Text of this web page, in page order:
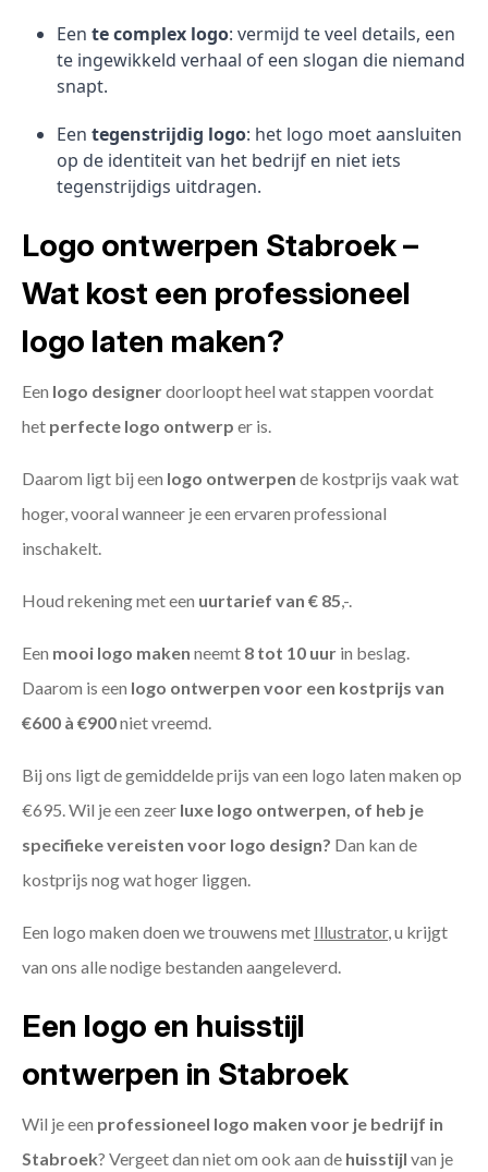
Een te complex logo: vermijd te veel details, een
te ingewikkeld verhaal of een slogan die niemand
snapt.
Een tegenstrijdig logo: het logo moet aansluiten
op de identiteit van het bedrijf en niet iets
tegenstrijdigs uitdragen.
Logo ontwerpen Stabroek –
Wat kost een professioneel
logo laten maken?
Een logo designerdoorloopt heel wat stappen voordat
het perfecte logo ontwerp er is.
Daarom ligt bij een logo ontwerpen de kostprijs vaak wat
hoger, vooral wanneer je een ervaren professional
inschakelt.
Houd rekening met een uurtarief van € 85,-.
Een mooi logo maken neemt 8 tot 10 uur in beslag.
Daarom is een logo ontwerpen voor een kostprijs van
€600 à €900niet vreemd.
Bij ons ligt de gemiddelde prijs van een logo laten maken op
€695. Wil je een zeer luxe logo ontwerpen, of heb je
specifieke vereisten voor logo design? Dan kan de
kostprijs nog wat hoger liggen.
Een logo maken doen we trouwens met Illustrator, u krijgt
van ons alle nodige bestanden aangeleverd.
Een logo en huisstijl
ontwerpen in Stabroek
Wil je een professioneel logo maken voor je bedrijf in
Stabroek? Vergeet dan niet om ook aan de huisstijl van je